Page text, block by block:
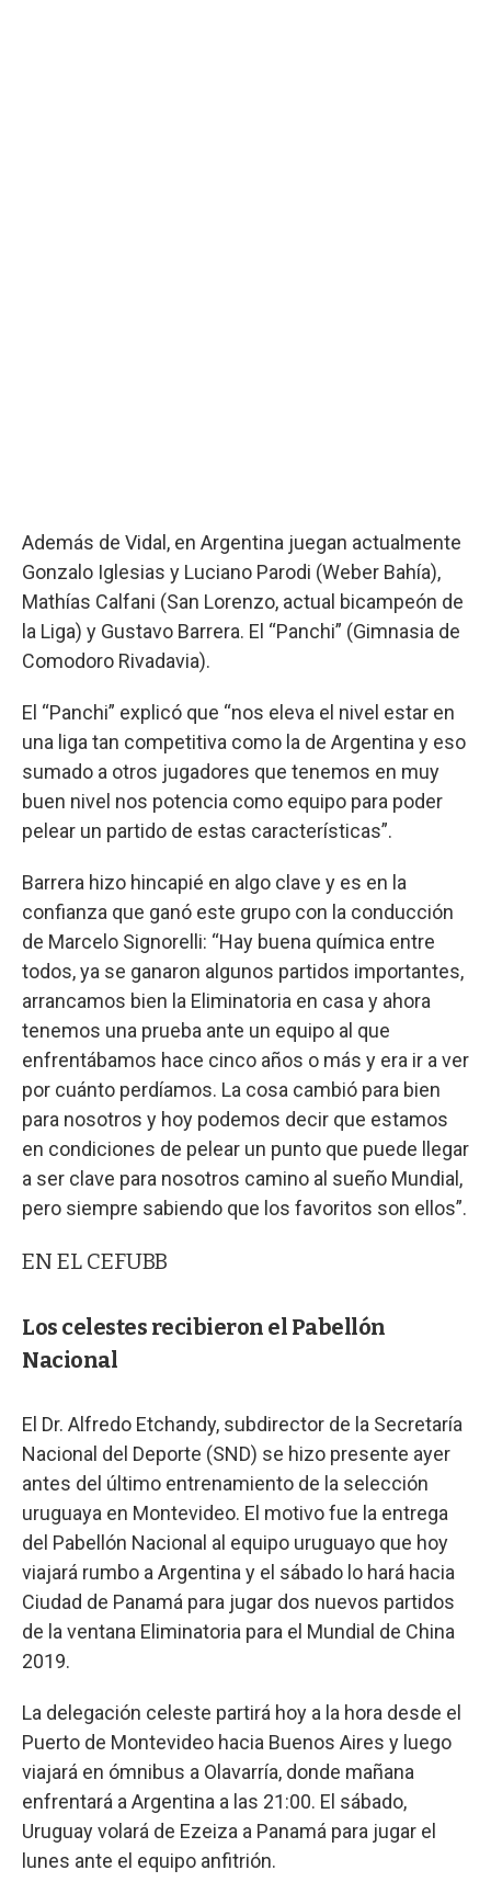
Además de Vidal, en Argentina juegan actualmente
Gonzalo Iglesias y Luciano Parodi (Weber Bahía),
Mathías Calfani (San Lorenzo, actual bicampeón de
la Liga) y Gustavo Barrera. El “Panchi” (Gimnasia de
Comodoro Rivadavia).
El “Panchi” explicó que “nos eleva el nivel estar en
una liga tan competitiva como la de Argentina y eso
sumado a otros jugadores que tenemos en muy
buen nivel nos potencia como equipo para poder
pelear un partido de estas características”.
Barrera hizo hincapié en algo clave y es en la
confianza que ganó este grupo con la conducción
de Marcelo Signorelli: “Hay buena química entre
todos, ya se ganaron algunos partidos importantes,
arrancamos bien la Eliminatoria en casa y ahora
tenemos una prueba ante un equipo al que
enfrentábamos hace cinco años o más y era ir a ver
por cuánto perdíamos. La cosa cambió para bien
para nosotros y hoy podemos decir que estamos
en condiciones de pelear un punto que puede llegar
a ser clave para nosotros camino al sueño Mundial,
pero siempre sabiendo que los favoritos son ellos”.
EN EL CEFUBB
Los celestes recibieron el Pabellón
Nacional
El Dr. Alfredo Etchandy, subdirector de la Secretaría
Nacional del Deporte (SND) se hizo presente ayer
antes del último entrenamiento de la selección
uruguaya en Montevideo. El motivo fue la entrega
del Pabellón Nacional al equipo uruguayo que hoy
viajará rumbo a Argentina y el sábado lo hará hacia
Ciudad de Panamá para jugar dos nuevos partidos
de la ventana Eliminatoria para el Mundial de China
2019.
La delegación celeste partirá hoy a la hora desde el
Puerto de Montevideo hacia Buenos Aires y luego
viajará en ómnibus a Olavarría, donde mañana
enfrentará a Argentina a las 21:00. El sábado,
Uruguay volará de Ezeiza a Panamá para jugar el
lunes ante el equipo anfitrión.